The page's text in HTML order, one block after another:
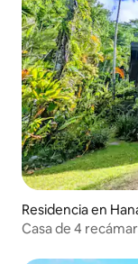
Residencia en
Casa de 4